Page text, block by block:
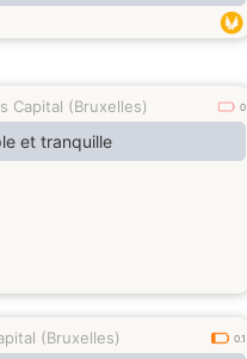
enrichissantes.
fidèle en amitié comme en
Capital (Bruxelles) 0
et tranquille
(Bruxelles) 0.1